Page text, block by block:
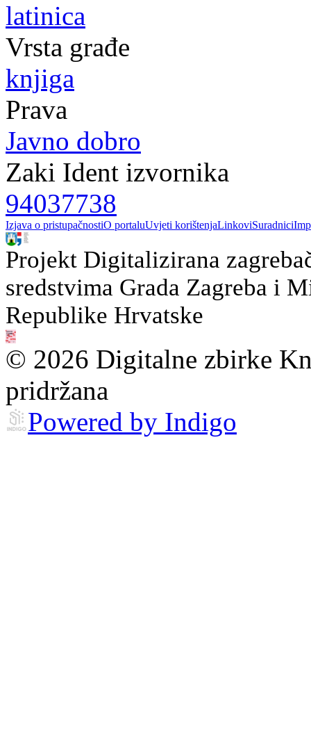
latinica
Vrsta građe
knjiga
Prava
Javno dobro
Zaki Ident izvornika
94037738
Izjava o pristupačnostiO portaluUvjeti korištenjaLinkoviSuradnici
Projekt Digitalizirana
sredstvima Grada Zagreba i
Republike Hrvatske
© 2026 Digitalne zbirke
pridržana
Powered by Indigo